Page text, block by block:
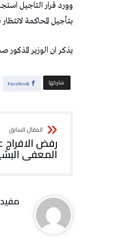
وورد قرار التاجيل
بتأجيل المحاكمة
يذكر ان الوزير المذكور صدرت في حقه
‫‫ شاركها‬ Facebook
رفض
المعفى